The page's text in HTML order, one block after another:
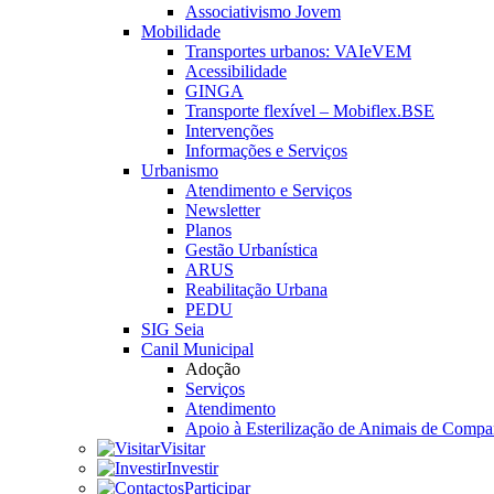
Associativismo Jovem
Mobilidade
Transportes urbanos: VAIeVEM
Acessibilidade
GINGA
Transporte flexível – Mobiflex.BSE
Intervenções
Informações e Serviços
Urbanismo
Atendimento e Serviços
Newsletter
Planos
Gestão Urbanística
ARUS
Reabilitação Urbana
PEDU
SIG Seia
Canil Municipal
Adoção
Serviços
Atendimento
Apoio à Esterilização de Animais de
Visitar
Investir
Participar